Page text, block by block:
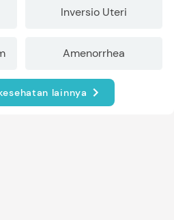
Inversio Uteri
Amenorrhea
lainnya